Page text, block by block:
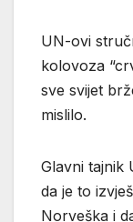
UN-ovi
kolovoza
sve svijet
mislilo.
Glavni tajnik
da je to
Norveška i